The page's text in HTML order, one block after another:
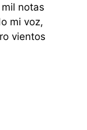
notas
mi voz,
vientos